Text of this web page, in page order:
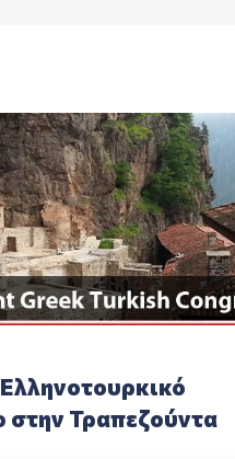
στην Τραπεζούντα